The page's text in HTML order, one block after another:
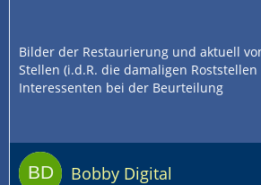
Bilder der Restaurierung und aktuell
Stellen (i.d.R. die damaligen
Interessenten bei der Beurteilung
Bobby Digital